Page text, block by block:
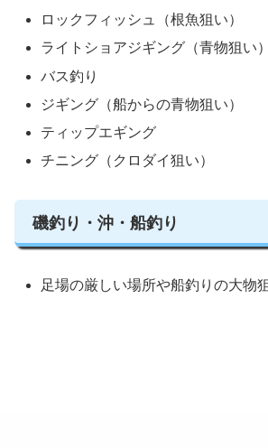
ロックフィッシュ（根魚狙い）
ライトショアジギング（青物狙い）
バス釣り
ジギング（船からの青物狙い）
ティップエギング
チニング（クロダイ狙い）
磯釣り・沖・船釣り
足場の厳しい場所や船釣りの大物